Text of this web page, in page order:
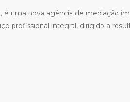
, é uma nova agência de mediação
profissional integral, dirigido a